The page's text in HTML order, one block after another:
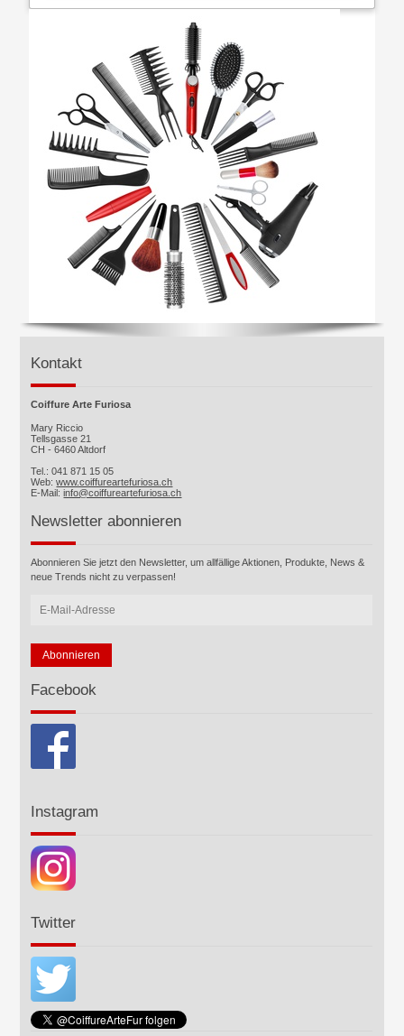
Kontakt
Coiffure Arte Furiosa
Mary Riccio
Tellsgasse 21
CH - 6460 Altdorf
Tel.: 041 871 15 05
Web:www.coiffureartefuriosa.ch
E-Mail:info@coiffureartefuriosa.ch
Newsletter abonnieren
Abonnieren Sie jetzt den Newsletter, um allfällige Aktionen, Produkte, News &
neue Trends nicht zu verpassen!
Facebook
Instagram
Twitter